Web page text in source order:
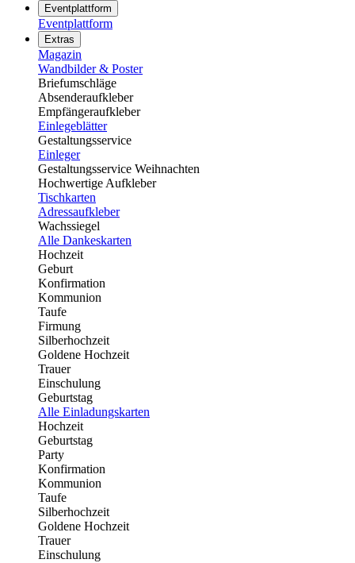
Eventplattform
Eventplattform
Extras
Magazin
Wandbilder & Poster
Briefumschläge
Absenderaufkleber
Empfängeraufkleber
Einlegeblätter
Gestaltungsservice
Einleger
Gestaltungsservice Weihnachten
Hochwertige Aufkleber
Tischkarten
Adressaufkleber
Wachssiegel
Alle Dankeskarten
Hochzeit
Geburt
Konfirmation
Kommunion
Taufe
Firmung
Silberhochzeit
Goldene Hochzeit
Trauer
Einschulung
Geburtstag
Alle Einladungskarten
Hochzeit
Geburtstag
Party
Konfirmation
Kommunion
Taufe
Silberhochzeit
Goldene Hochzeit
Trauer
Einschulung